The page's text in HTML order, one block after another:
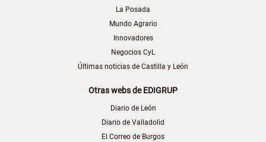
La Posada
Mundo Agrario
Innovadores
Negocios CyL
Últimas noticias de Castilla y León
Otras webs de EDIGRUP
Diario de León
Diario de Valladolid
El Correo de Burgos